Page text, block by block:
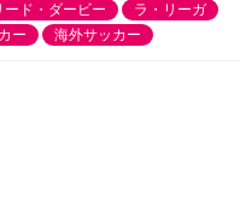
ード・ダービー
ラ・リーガ
ー 海外サッカー